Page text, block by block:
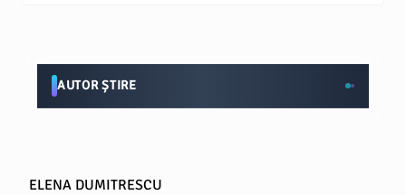
AUTOR ȘTIRE
ELENA DUMITRESCU